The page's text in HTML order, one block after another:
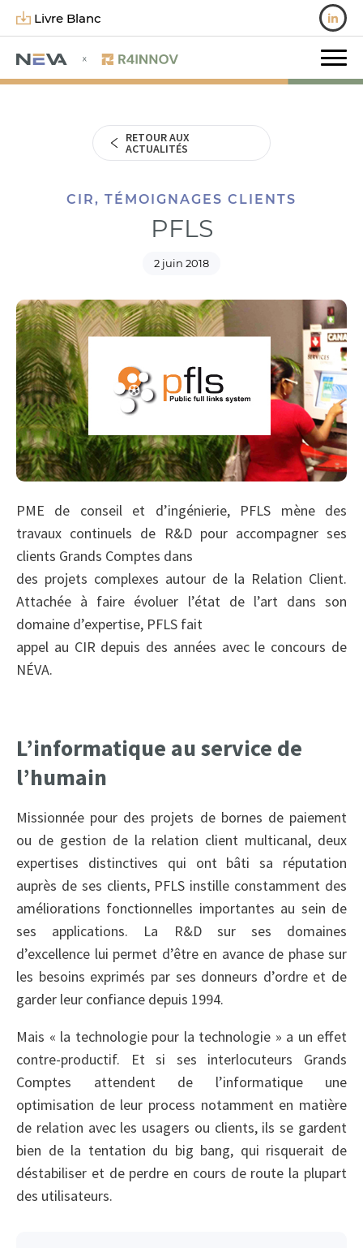
Livre Blanc
RETOUR AUX
ACTUALITÉS
CIR, TÉMOIGNAGES CLIENTS
PFLS
2 juin 2018
PME de conseil et d’ingénierie, PFLS mène des
travaux continuels de R&D pour accompagner ses
clients Grands Comptes dans
des projets complexes autour de la Relation Client.
Attachée à faire évoluer l’état de l’art dans son
domaine d’expertise, PFLS fait
appel au CIR depuis des années avec le concours de
NÉVA.
L’informatique au service de
l’humain
Missionnée pour des projets de bornes de paiement
ou de gestion de la relation client multicanal, deux
expertises distinctives qui ont bâti sa réputation
auprès de ses clients, PFLS instille constamment des
améliorations fonctionnelles importantes au sein de
ses applications. La R&D sur ses domaines
d’excellence lui permet d’être en avance de phase sur
les besoins exprimés par ses donneurs d’ordre et de
garder leur confiance depuis 1994.
Mais « la technologie pour la technologie » a un effet
contre-productif. Et si ses interlocuteurs Grands
Comptes attendent de l’informatique une
optimisation de leur process notamment en matière
de relation avec les usagers ou clients, ils se gardent
bien de la tentation du big bang, qui risquerait de
déstabiliser et de perdre en cours de route la plupart
des utilisateurs.